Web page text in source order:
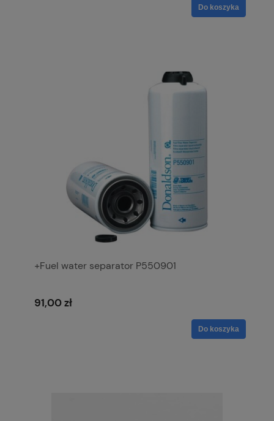
Do koszyka
+Fuel water separator P550901
91,00 zł
Do koszyka